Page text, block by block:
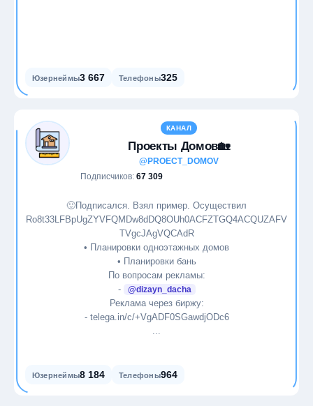
Юзернеймы3 667 Телефоны325
КАНАЛ
Проекты Домов🏡
@PROECT_DOMOV
Подписчиков: 67 309
🙂Подписался. Взял пример. Осуществил
Ro8t33LFBpUgZYVFQMDw8dDQ8OUh0ACFZTGQ4ACQUZAFV
TVgcJAgVQCAdR
• Планировки одноэтажных домов
• Планировки бань
По вопросам рекламы:
-
@dizayn_dacha
Реклама через биржу:
- telega.in/c/+VgADF0SGawdjODc6
Юзернеймы8 184 Телефоны964